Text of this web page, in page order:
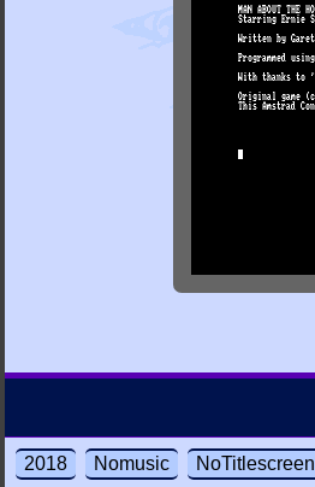
2018 Nomusic NoTitlescreen